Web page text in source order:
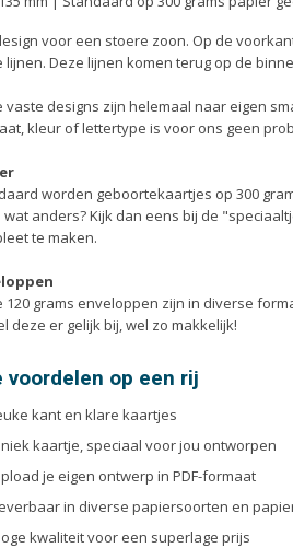
Folders
voor een stoere zoon. Op de
lijnen. Deze lijnen komen terug op de
vaste designs zijn helemaal naar eigen
kleur of lettertype is voor ons geen
worden geboortekaartjes op 300
wat anders? Kijk dan eens bij de
te maken.
120 grams enveloppen zijn in diverse
deze er gelijk bij, wel zo makkelijk!
voordelen op een rij
kant en klare kaartjes
kaartje, speciaal voor jou ontworpen
je eigen ontwerp in PDF-formaat
in diverse papiersoorten en
kwaliteit voor een superlage prijs